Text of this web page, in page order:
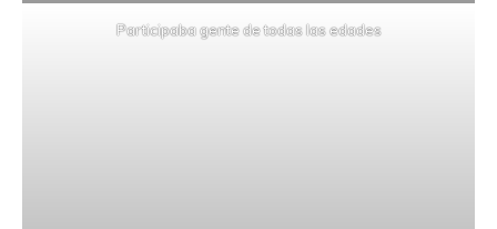
Participaba gente de todas las edades